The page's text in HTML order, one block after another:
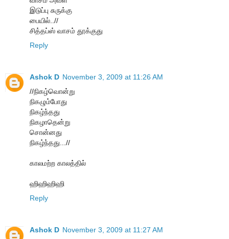
இடுப்பு சுருக்கு
பையில்..//
சித்தப்ஸ் வாசம் தூக்குது
Reply
Ashok D November 3, 2009 at 11:26 AM
//நிகழ்வொன்று
நிகழும்போது
நிகழ்ந்தது
நிகழாதென்று
சொன்னது
நிகழ்ந்தது...//
காலமற்ற காலத்தில்
ஹிஹிஹிஹி
Reply
Ashok D November 3, 2009 at 11:27 AM